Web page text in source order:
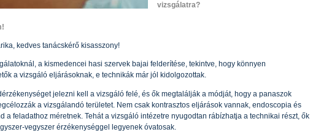
vizsgálatra?
kedves tanácskérő kisasszony!
a kismedencei hasi szervek bajai felderítése, tekintve, hogy könnyen
a vizsgáló eljárásoknak, e technikák már jól kidolgozottak.
jelezni kell a vizsgáló felé, és ők megtalálják a módját, hogy a panaszok
a vizsgálandó területet. Nem csak kontrasztos eljárások vannak, endoscopia és
a feladathoz méretnek. Tehát a vizsgáló intézetre nyugodtan rábízhatja a technikai részt, ők
vegyszer érzékenységgel legyenek óvatosak.